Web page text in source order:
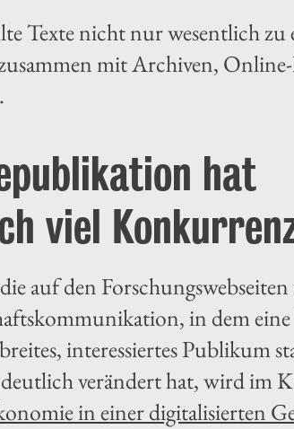
Texte nicht nur wesentlich zu
mit Archiven,
hat
viel
auf den
in dem
interessiertes Publikum
deutlich verändert hat, wird im
in einer digitalisierten